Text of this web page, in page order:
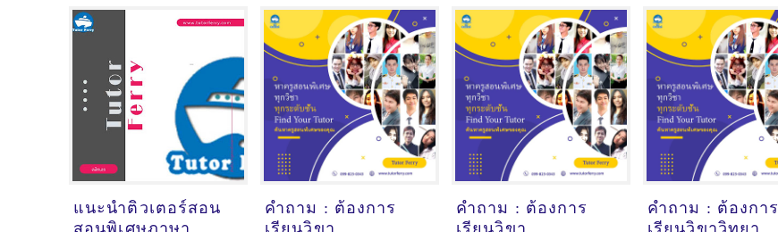
แนะนำติวเตอร์สอน
สอนพิเศษภาษา
คำถาม : ต้องการ
เรียนวิขา
คำถาม : ต้องการ
เรียนวิขา
คำถาม : ต้องการ
เรียนวิขาวิทยา